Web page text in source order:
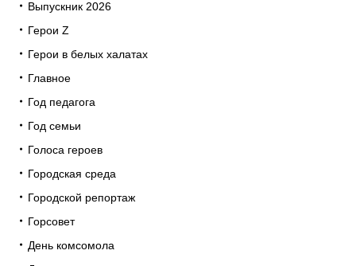
Выпускник 2026
Герои Z
Герои в белых халатах
Главное
Год педагога
Год семьи
Голоса героев
Городская среда
Городской репортаж
Горсовет
День комсомола